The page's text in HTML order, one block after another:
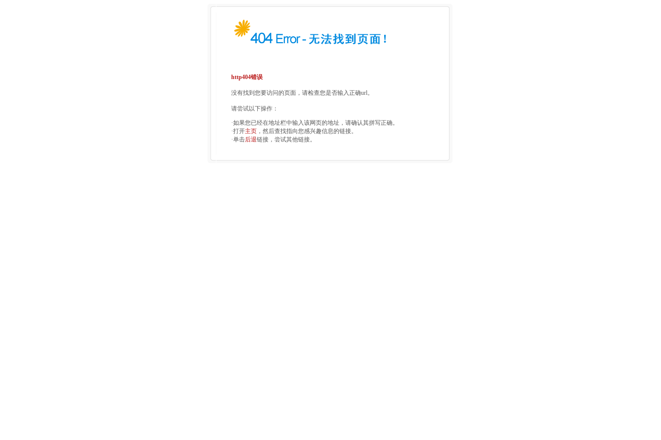
http404错误
没有找到您要访问的页面，请检查您是否输入正确url。
请尝试以下操作：
·如果您已经在地址栏中输入该网页的地址，请确认其拼写正确。
·打开主页 ，然后查找指向您感兴趣信息的链接。
·单击后退链接，尝试其他链接。